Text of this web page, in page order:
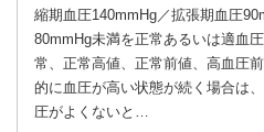
縮期血圧140mmHg／拡張期血圧
80mmHg未満を正常あるいは適血
常、正常高値、正常前値、高血圧
的に血圧が高い状態が続く場合は
圧がよくないと…